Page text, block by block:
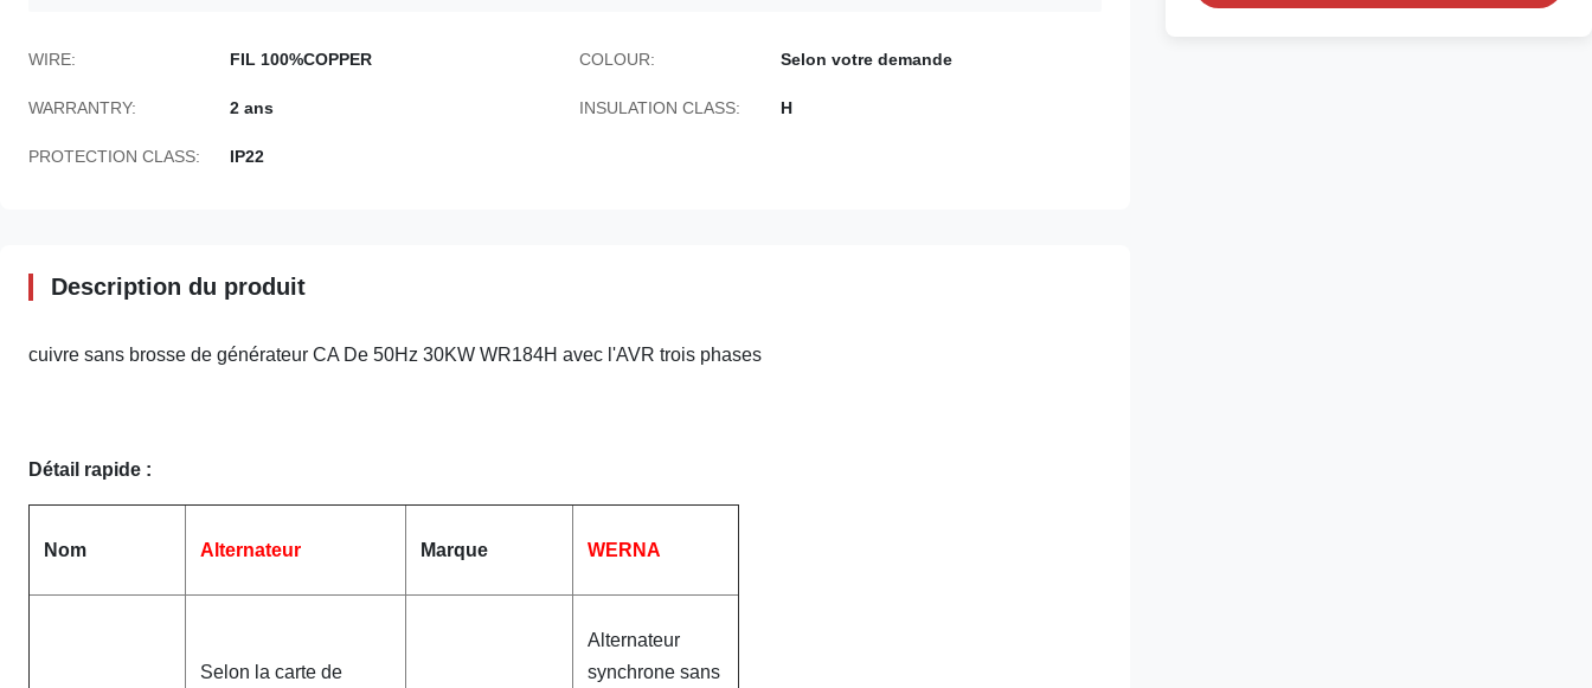
WIRE: FIL 100%COPPER COLOUR: Selon votre demande
WARRANTRY: 2 ans INSULATION CLASS: H
PROTECTION CLASS: IP22
Description du produit
cuivre sans brosse de générateur CA De 50Hz 30KW WR184H avec l'AVR trois phases
Détail rapide :
Nom Alternateur Marque WERNA
Selon la carte de
Alternateur
synchrone sans